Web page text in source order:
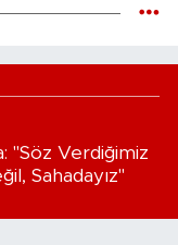
"Söz Verdiğimiz
Sahadayız"